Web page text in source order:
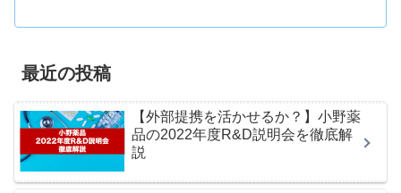
最近の投稿
【外部提携を活かせるか？】小野薬
品の2022年度R&D説明会を徹底解
説